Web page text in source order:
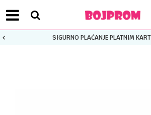
SIGURNO PLAĆANJE PLATNIM